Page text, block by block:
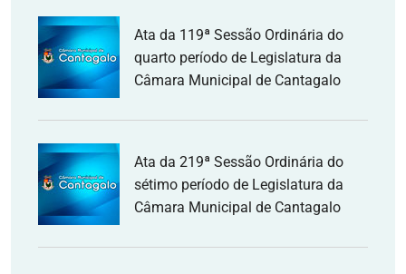
Ata da 119ª Sessão Ordinária do
quarto período de Legislatura da
Câmara Municipal de Cantagalo
Ata da 219ª Sessão Ordinária do
sétimo período de Legislatura da
Câmara Municipal de Cantagalo